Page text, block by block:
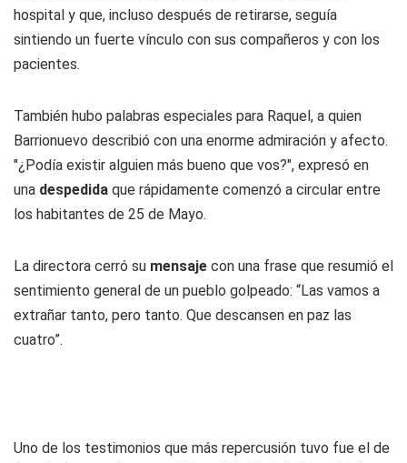
hospital y que, incluso después de retirarse, seguía
sintiendo un fuerte vínculo con sus compañeros y con los
pacientes.
También hubo palabras especiales para Raquel, a quien
Barrionuevo describió con una enorme admiración y afecto.
"¿Podía existir alguien más bueno que vos?", expresó en
una despedida que rápidamente comenzó a circular entre
los habitantes de 25 de Mayo.
La directora cerró su mensaje con una frase que resumió el
sentimiento general de un pueblo golpeado: “Las vamos a
extrañar tanto, pero tanto. Que descansen en paz las
cuatro”.
Uno de los testimonios que más repercusión tuvo fue el de